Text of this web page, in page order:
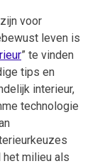
voor
leven is
” te vinden
tips en
interieur,
technologie
milieu als